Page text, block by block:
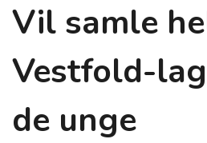
Vil samle
Vestfold-
de unge